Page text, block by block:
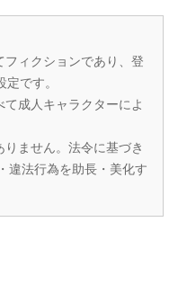
ィクションであり、登
です。
成人キャラクターによ
ません。法令に基づき
違法行為を助長・美化す